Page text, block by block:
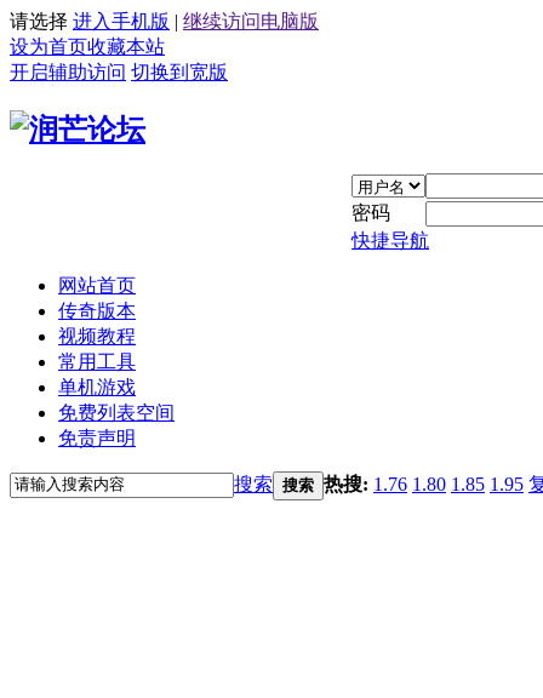
请选择 进入手机版 | 继续访问电脑版
设为首页收藏本站
开启辅助访问 切换到宽版
密码
快捷导航
网站首页
传奇版本
视频教程
常用工具
单机游戏
免费列表空间
免责声明
搜索 搜索 热搜: 1.76 1.80 1.85 1.95